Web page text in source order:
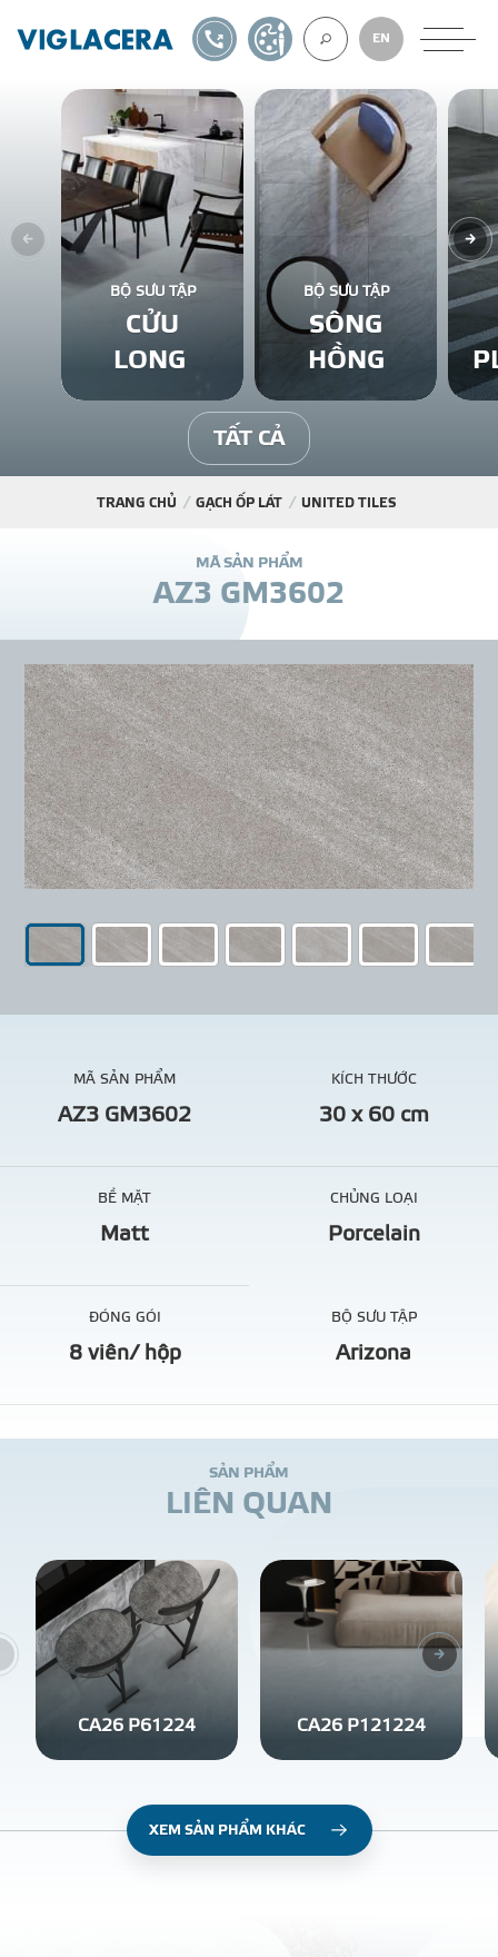
VỀ CHÚNG
GẠCH ỐP LÁT
BÊ TÔNG KHÍ
NGÓI LỢP
KÊNH PHÂN
THƯ
TIN SỰ KIỆN
TIN CHUYÊN MÔN
EN
1900561582TỰ THIẾT KẾ
BỘ SƯU TẬP
CỬU
LONG
BỘ SƯU TẬP
SÔNG
HỒNG
TẤT CẢ
TRANG CHỦ GẠCH ỐP LÁT UNITED TILES
MÃ SẢN PHẨM
AZ3 GM3602
MÃ SẢN PHẨM
AZ3 GM3602
KÍCH THƯỚC
30 x 60 cm
BỀ MẶT
Matt
CHỦNG LOẠI
Porcelain
ĐÓNG GÓI
8 viên/ hộp
BỘ SƯU TẬP
Arizona
SẢN PHẨM
LIÊN QUAN
CA26 P61224 CA26 P121224
XEM SẢN PHẨM KHÁC